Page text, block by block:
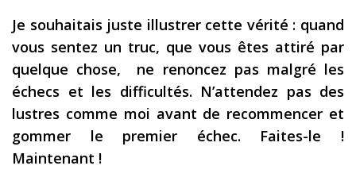
Je souhaitais juste illustrer cette vérité : quand
vous sentez un truc, que vous êtes attiré par
quelque chose, ne renoncez pas malgré les
échecs et les difficultés. N’attendez pas des
lustres comme moi avant de recommencer et
gommer le premier échec. Faites-le !
Maintenant !